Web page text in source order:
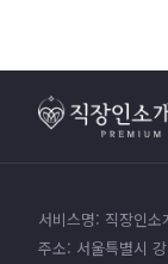
서비스명: 직장인소
주소: 서울특별시